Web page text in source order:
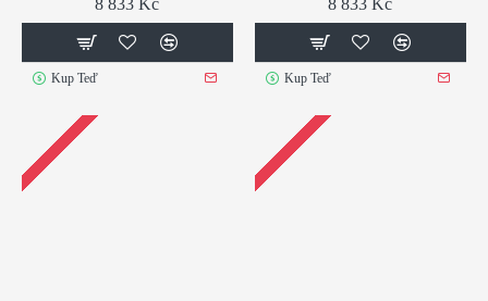
8 833 Kč
Kup Teď
8 833 Kč
Kup Teď